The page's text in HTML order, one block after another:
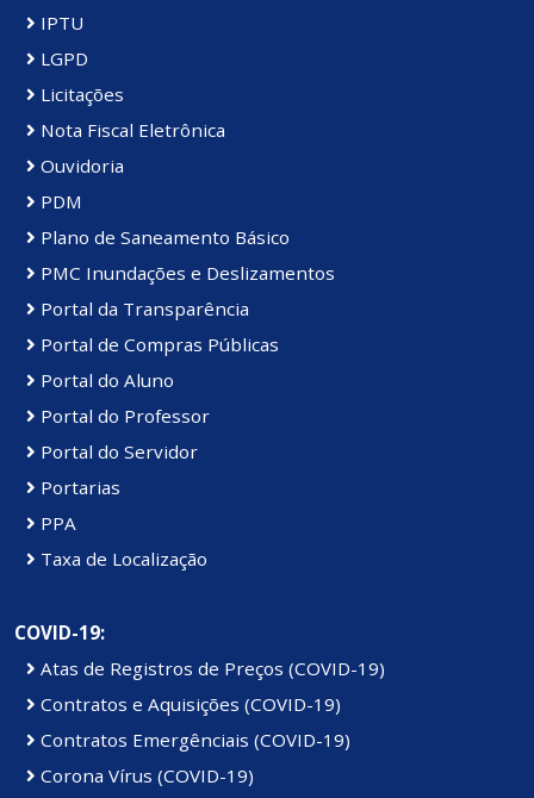
IPTU
LGPD
Licitações
Nota Fiscal Eletrônica
Ouvidoria
PDM
Plano de Saneamento Básico
PMC Inundações e Deslizamentos
Portal da Transparência
Portal de Compras Públicas
Portal do Aluno
Portal do Professor
Portal do Servidor
Portarias
PPA
Taxa de Localização
COVID-19:
Atas de Registros de Preços (COVID-19)
Contratos e Aquisições (COVID-19)
Contratos Emergênciais (COVID-19)
Corona Vírus (COVID-19)